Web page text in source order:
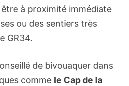
à proximité immédiate
ou des sentiers très
GR34.
de bivouaquer dans
comme le Cap de la